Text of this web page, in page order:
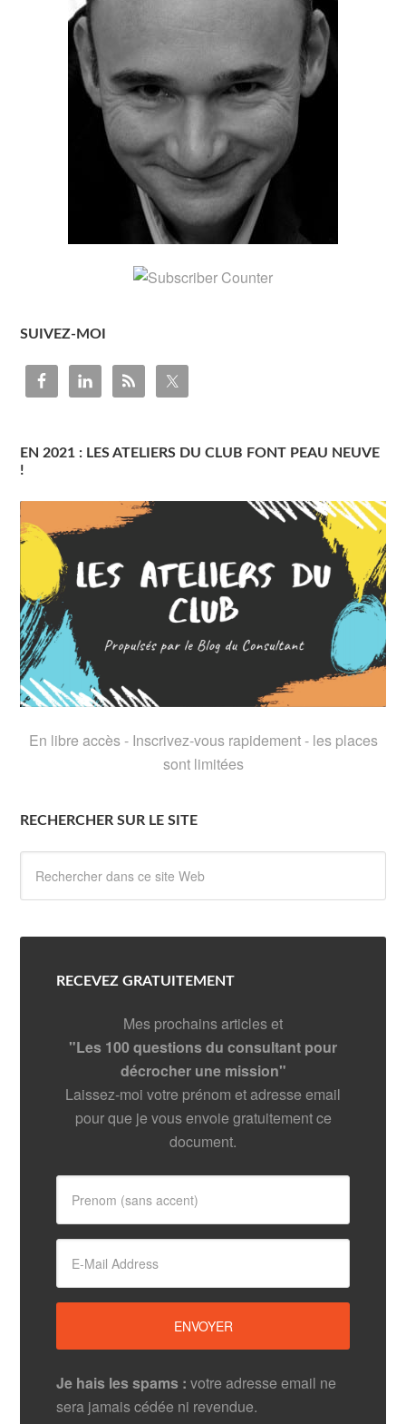
SUIVEZ-MOI
EN 2021 : LES ATELIERS DU CLUB FONT PEAU NEUVE
!
En libre accès - Inscrivez-vous rapidement - les places
sont limitées
RECHERCHER SUR LE SITE
RECEVEZ GRATUITEMENT
Mes prochains articles et
"Les 100 questions du consultant pour
décrocher une mission"
Laissez-moi votre prénom et adresse email
pour que je vous envoie gratuitement ce
document.
Je hais les spams : votre adresse email ne
sera jamais cédée ni revendue.